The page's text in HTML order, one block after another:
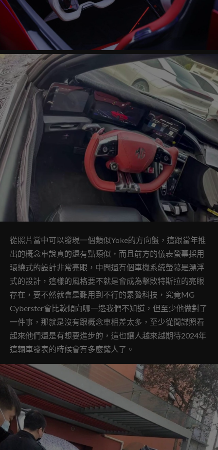
從照片當中可以發現一個類似Yoke的方向盤，這跟當年推
出的概念車說真的還有點類似，而且前方的儀表螢幕採用
環繞式的設計非常亮眼，中間還有個車機系統螢幕是漂浮
式的設計，這樣的風格要不就是會成為擊敗特斯拉的亮眼
存在，要不然就會是難用到不行的累贅科技，究竟MG
Cyberster會比較傾向哪一邊我們不知道，但至少他做對了
一件事，那就是沒有跟概念車相差太多，至少從間諜照看
起來他們還是有想要進步的，這也讓人越來越期待2024年
這輛車發表的時候會有多麼驚人了。